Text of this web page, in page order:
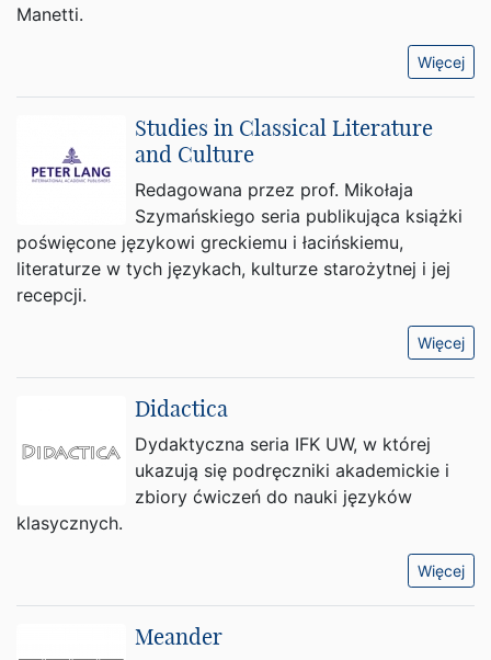
Manetti.
Więcej
Studies in Classical Literature
and Culture
Redagowana przez prof. Mikołaja
Szymańskiego seria publikująca książki
poświęcone językowi greckiemu i łacińskiemu,
literaturze w tych językach, kulturze starożytnej i jej
recepcji.
Więcej
Didactica
Dydaktyczna seria IFK UW, w której
ukazują się podręczniki akademickie i
zbiory ćwiczeń do nauki języków
klasycznych.
Więcej
Meander